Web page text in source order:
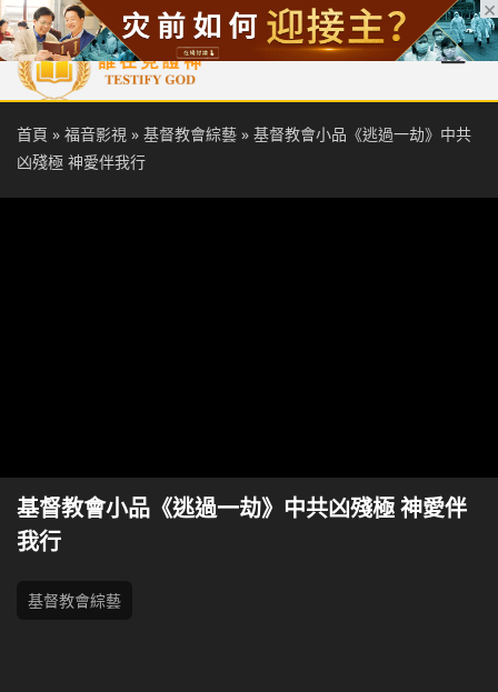
首頁 每日靈糧 天國福音 基督徒見證 信仰解答 聖經
首頁 » 福音影視 » 基督教會綜藝 » 基督教會小品《逃過一劫》中共
凶殘極 神愛伴我行
基督教會小品《逃過一劫》中共凶殘極 神愛伴
我行
基督教會綜藝